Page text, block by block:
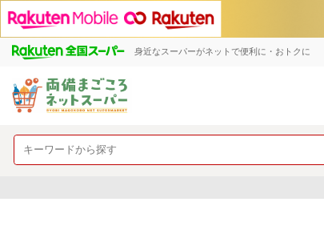
身近なスーパーがネットで便利に・おトクに